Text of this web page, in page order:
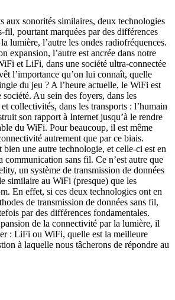
sonorités similaires, deux technologies
fil, pourtant marquées par des différences
lumière, l’autre les ondes radiofréquences.
expansion, l’autre est ancrée dans notre
et LiFi, dans une société ultra-connectée
l’importance qu’on lui connaît, quelle
du jeu ? A l’heure actuelle, le WiFi est
Au sein des foyers, dans les
collectivités, dans les transports : l’humain
son rapport à Internet jusqu’à le rendre
du WiFi. Pour beaucoup, il est même
autrement que par ce biais.
une autre technologie, et celle-ci est en
sans fil. Ce n’est autre que
un système de transmission de données
similaire au WiFi (presque) que les
En effet, si ces deux technologies ont en
de transmission de données sans fil,
par des différences fondamentales.
de la connectivité par la lumière, il
: LiFi ou WiFi, quelle est la meilleure
à laquelle nous tâcherons de répondre au